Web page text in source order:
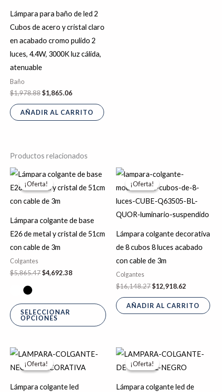
Lámpara para baño de led 2
Cubos de acero y cristal claro
en acabado cromo pulido 2
luces, 4.4W, 3000K luz cálida,
atenuable
Baño
$1,978.88$1,865.06
AÑADIR AL CARRITO
Productos relacionados
¡Oferta!
¡Oferta!
Lámpara colgante de base
E26 de metal y cristal de 51cm
con cable de 3m
Colgantes
$5,865.47
El
precio
original
era:
$5,865.47.
$4,692.38
El
precio
actual
SELECCIONAR
OPCIONES
Este
producto
tiene
múltiples
pueden
producto
¡Oferta!
¡Oferta!
Lámpara colgante decorativa
de 8 cubos 8 luces acabado
con cable de 3m
Colgantes
$16,148.27
El
precio
original
era:
$16,148.27.
$12,918.62
actual
es:
$12,918.62.
AÑADIR AL CARRITO
¡Oferta!
¡Oferta!
Lámpara colgante led
El
precio
original
$1,463.61.
El
precio
actual
$1,170.89.
¡Oferta!
¡Oferta!
Lámpara colgante led de
El
precio
original
$4,643.79.
El
precio
actual
$3,715.03.